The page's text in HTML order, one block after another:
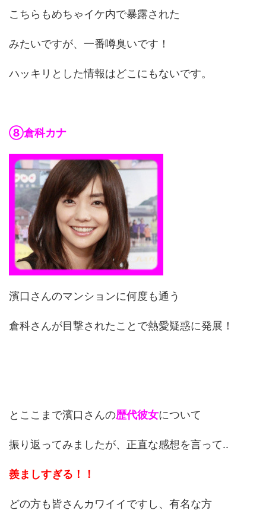
こちらもめちゃイケ内で暴露された
みたいですが、一番噂臭いです！
ハッキリとした情報はどこにもないです。
⑧倉科カナ
濱口さんのマンションに何度も通う
倉科さんが目撃されたことで熱愛疑惑に発展！
とここまで濱口さんの歴代彼女について
振り返ってみましたが、正直な感想を言って..
羨ましすぎる！！
どの方も皆さんカワイイですし、有名な方